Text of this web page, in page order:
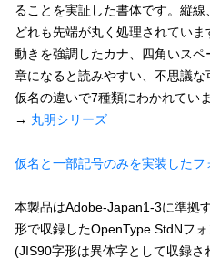
ご利用ガイド
よくあるご質問
すべて
太さ・ウェイト
セット or 単体
文字種類
ることを実証した書体です。縦
どれも先端が丸く処理されてい
動きを強調したカナ、四角いス
章になると読みやすい、不思議な
仮名の違いで7種類にわかれていま
→ 丸明シリーズ
仮名と一部記号のみを実装したフ
本製品はAdobe-Japan1-3に準拠
形で収録したOpenType StdNフォ
(JIS90字形は異体字として収録